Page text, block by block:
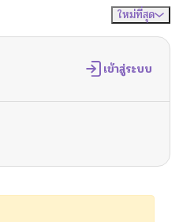
ใหม่ที่สุด
เข้าสู่ระบบ